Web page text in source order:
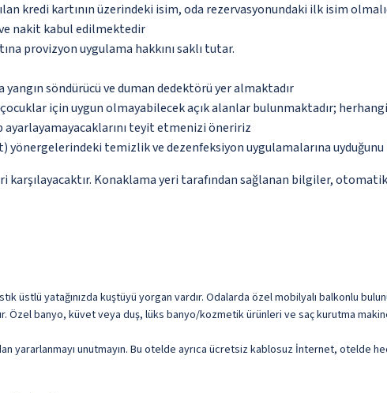
kredi kartının üzerindeki isim, oda rezervasyonundaki ilk isim
nakit kabul edilmektedir
provizyon uygulama hakkını saklı tutar.
söndürücü ve duman dedektörü yer almaktadır
için uygun olmayabilecek açık alanlar bulunmaktadır;
teyit etmenizi öneririz
temizlik ve dezenfeksiyon uygulamalarına
karşılayacaktır. Konaklama yeri tarafından sağlanan bilgiler,
üstlü yatağınızda kuştüyü yorgan vardır. Odalarda özel mobilyalı balkonlu
Özel banyo, küvet veya duş, lüks banyo/kozmetik ürünleri ve saç kurutma
yararlanmayı unutmayın. Bu otelde ayrıca ücretsiz kablosuz İnternet, otelde